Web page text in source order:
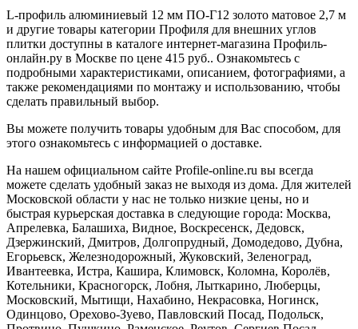
L-профиль алюминиевый 12 мм ПО-Г12 золото матовое 2,7 м
и другие товары категории Профиля для внешних углов
плитки доступны в каталоге интернет-магазина Профиль-
онлайн.ру в Москве по цене 415 руб.. Ознакомьтесь с
подробными характеристиками, описанием, фотографиями, а
также рекомендациями по монтажу и использованию, чтобы
сделать правильный выбор.
Вы можете получить товары удобным для Вас способом, для
этого ознакомьтесь с информацией о доставке.
На нашем официальном сайте Profile-online.ru вы всегда
можете сделать удобный заказ не выходя из дома. Для жителей
Московской области у нас не только низкие цены, но и
быстрая курьерская доставка в следующие города: Москва,
Апрелевка, Балашиха, Видное, Воскресенск, Дедовск,
Дзержинский, Дмитров, Долгопрудный, Домодедово, Дубна,
Егорьевск, Железнодорожный, Жуковский, Зеленоград,
Ивантеевка, Истра, Кашира, Климовск, Коломна, Королёв,
Котельники, Красногорск, Лобня, Лыткарино, Люберцы,
Московский, Мытищи, Нахабино, Некрасовка, Ногинск,
Одинцово, Орехово-Зуево, Павловский Посад, Подольск,